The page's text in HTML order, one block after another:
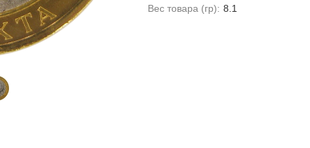
Вес товара (гр): 8.1